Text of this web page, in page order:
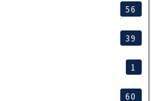
56
39
1
60